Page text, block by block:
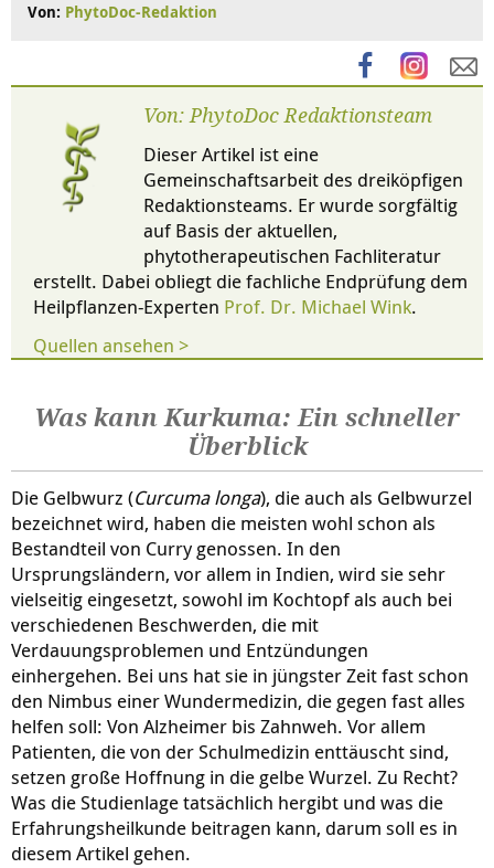
Von: PhytoDoc-Redaktion
Von: PhytoDoc Redaktionsteam
Dieser Artikel ist eine
Gemeinschaftsarbeit des dreiköpfigen
Redaktionsteams. Er wurde sorgfältig
auf Basis der aktuellen,
phytotherapeutischen Fachliteratur
erstellt. Dabei obliegt die fachliche Endprüfung dem
Heilpflanzen-Experten Prof. Dr. Michael Wink.
Quellen ansehen >
Was kann Kurkuma: Ein schneller
Überblick
Die Gelbwurz (Curcuma longa), die auch als Gelbwurzel
bezeichnet wird, haben die meisten wohl schon als
Bestandteil von Curry genossen. In den
Ursprungsländern, vor allem in Indien, wird sie sehr
vielseitig eingesetzt, sowohl im Kochtopf als auch bei
verschiedenen Beschwerden, die mit
Verdauungsproblemen und Entzündungen
einhergehen. Bei uns hat sie in jüngster Zeit fast schon
den Nimbus einer Wundermedizin, die gegen fast alles
helfen soll: Von Alzheimer bis Zahnweh. Vor allem
Patienten, die von der Schulmedizin enttäuscht sind,
setzen große Hoffnung in die gelbe Wurzel. Zu Recht?
Was die Studienlage tatsächlich hergibt und was die
Erfahrungsheilkunde beitragen kann, darum soll es in
diesem Artikel gehen.